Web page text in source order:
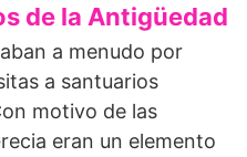
de la Antigüedad
a menudo por
a santuarios
motivo de las
eran un elemento